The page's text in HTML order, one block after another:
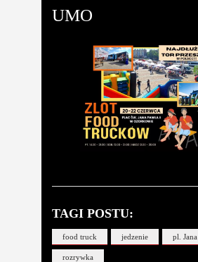
UMO
TAGI POSTU:
food truck jedzenie pl.
rozrywka